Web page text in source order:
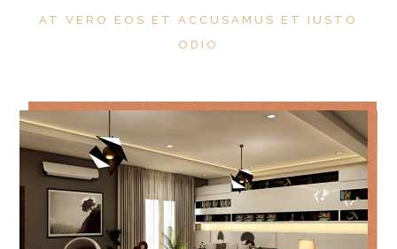
AT VERO EOS ET ACCUSAMUS ET IUSTO
ODIO